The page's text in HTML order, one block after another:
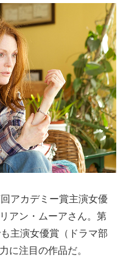
アカデミー賞主演女優
アン・ムーアさん。第
主演女優賞（ドラマ部
に注目の作品だ。